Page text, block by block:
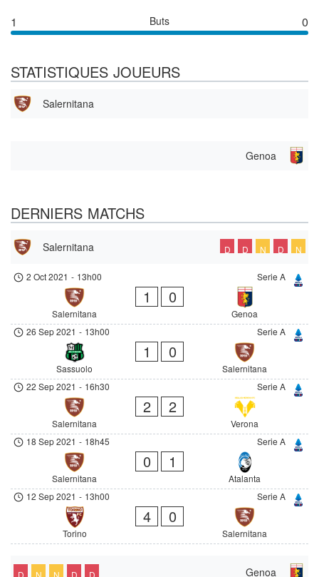
1 Buts 0
STATISTIQUES JOUEURS
Salernitana
Genoa
DERNIERS MATCHS
Salernitana D D N D N
Serie A
2 Oct 2021 - 13h00
Salernitana
1 0
Genoa
Serie A
26 Sep 2021 - 13h00
Sassuolo
1 0
Salernitana
Serie A
22 Sep 2021 - 16h30
Salernitana
2 2
Verona
Serie A
18 Sep 2021 - 18h45
Salernitana
0 1
Atalanta
Serie A
12 Sep 2021 - 13h00
Torino
4 0
Salernitana
Genoa
D N N D D